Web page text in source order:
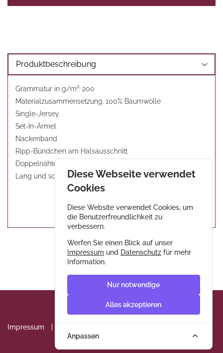
Produktbeschreibung
Grammatur in g/m²: 200
Materialzusammensetzung. 100% Baumwolle
Single-Jersey
Set-In-Ärmel
Nackenband
Ripp-Bündchen am Halsausschnitt
Doppelnähte am Saum
Lang und schmal geschnitten
Impressum
Diese Webseite verwendet
Cookies
Diese Website verwendet Cookies, um
die Benutzerfreundlichkeit zu
verbessern.
Werfen Sie einen Blick auf unser
Impressum und Datenschutz für mehr
Information.
Nur notwendige
Alles akzeptieren
Anpassen